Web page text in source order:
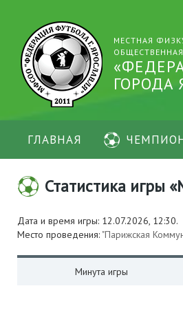
МЕСТНАЯ
ГОРОДА
ГЛАВНАЯ
Статистика игры
Дата и время игры: 12.07.2026, 12:30.
Место проведения: "Парижская
Минута игры